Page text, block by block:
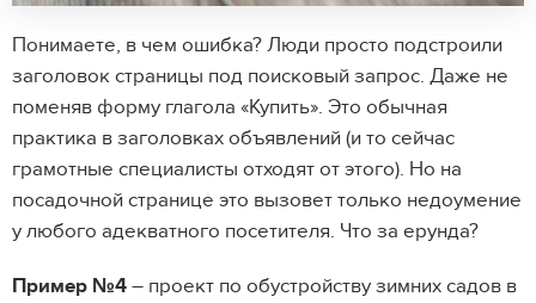
Понимаете, в чем ошибка? Люди просто подстроили
заголовок страницы под поисковый запрос. Даже не
поменяв форму глагола «Купить». Это обычная
практика в заголовках объявлений (и то сейчас
грамотные специалисты отходят от этого). Но на
посадочной странице это вызовет только недоумение
у любого адекватного посетителя. Что за ерунда?
Пример №4 – проект по обустройству зимних садов в